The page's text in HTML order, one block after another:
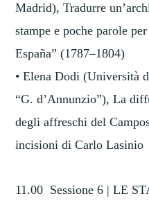
Madrid), Tradurre
stampe e poche parole
España” (1787–1804)
• Elena Dodi (Università
“G. d’Annunzio”), La
degli affreschi del
incisioni di Carlo Lasinio
11.00 Sessione 6 | LE